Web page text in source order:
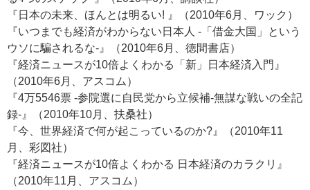
『日本の未来、ほんとは明るい! 』（2010年6月、ワック）
『いつまでも経済がわからない日本人 -「借金大国」という
ウソに騙されるな-』（2010年6月、徳間書店）
『経済ニュースが10倍よくわかる「新」日本経済入門』
（2010年6月、アスコム）
『4万5546票 -参院選に自民党から立候補-無謀な戦いの全記
録-』（2010年10月、扶桑社）
『今、世界経済で何が起こっているのか?』（2010年11
月、彩図社）
『経済ニュースが10倍よくわかる 日本経済のカラクリ』
（2010年11月、アスコム）